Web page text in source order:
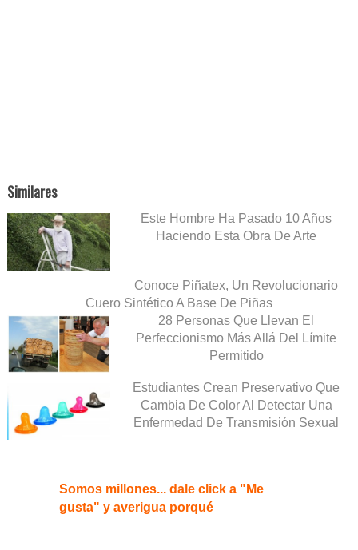
Similares
Este Hombre Ha Pasado 10 Años
Haciendo Esta Obra De Arte
Conoce Piñatex, Un Revolucionario
Cuero Sintético A Base De Piñas
28 Personas Que Llevan El
Perfeccionismo Más Allá Del Límite
Permitido
Estudiantes Crean Preservativo Que
Cambia De Color Al Detectar Una
Enfermedad De Transmisión Sexual
Somos millones... dale click a "Me
gusta" y averigua porqué